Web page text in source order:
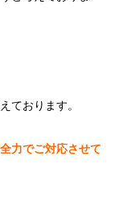
ております。
力でご対応させて